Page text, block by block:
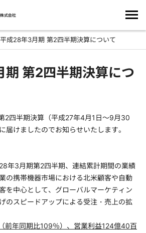
平成28年3月期 第2四半期決算について
第2四半期決算につ
2四半期決算（平成27年4月1日～9月30
届けましたのでお知らせいたします。
年3月期第2四半期、連結累計期間の業績
の携帯機器市場における北米顧客や自動
を中心として、グローバルマーケティン
のスピードアップによる受注・売上の拡
前年同期比109％）、営業利益124億40百